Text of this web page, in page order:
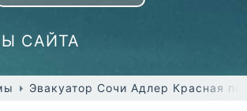
САЙТА
Эвакуатор Сочи Адлер Красная